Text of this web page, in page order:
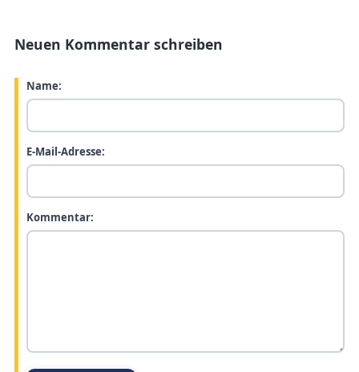
Neuen Kommentar schreiben
Name:
E-Mail-Adresse:
Kommentar: